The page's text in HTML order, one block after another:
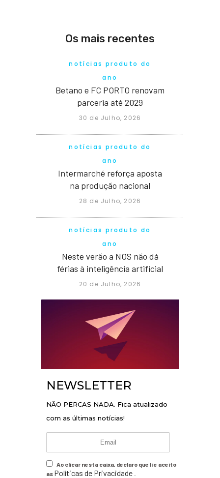
Os mais recentes
notícias produto do
ano
Betano e FC PORTO renovam
parceria até 2029
30 de Julho, 2026
notícias produto do
ano
Intermarché reforça aposta
na produção nacional
28 de Julho, 2026
notícias produto do
ano
Neste verão a NOS não dá
férias à inteligência artificial
20 de Julho, 2026
NEWSLETTER
NÃO PERCAS NADA. Fica atualizado
com as últimas notícias!
Ao clicar nesta caixa, declaro que li e aceito
as Políticas de Privacidade